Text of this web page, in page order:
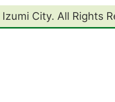
City. All Rights